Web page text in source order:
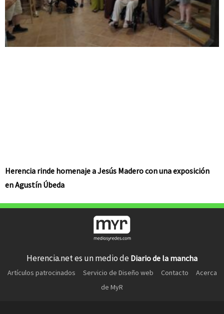
Herencia rinde homenaje a Jesús Madero con una exposición
en Agustín Úbeda
Herencia.net es un medio de Diario de la mancha
Artículos patrocinados Servicio de Diseño web Contacto
Acerca
de MyR